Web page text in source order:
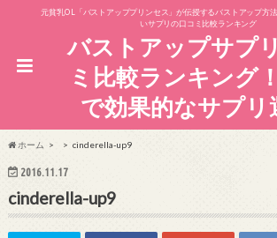
元貧乳OL「バストアッププリンセス」が伝授するバストアップ方
いサプリの口コミ比較ランキング
バストアップサプ
ミ比較ランキング
で効果的なサプリ
ホーム cinderella-up9
2016.11.17
cinderella-up9